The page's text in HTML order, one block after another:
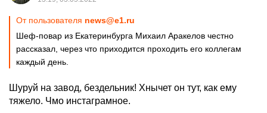
От пользователя news@e1.ru
Шеф-повар из Екатеринбурга Михаил Аракелов честно
рассказал, через что приходится проходить его коллегам
каждый день.
Шуруй на завод, бездельник! Хнычет он тут, как ему
тяжело. Чмо инстаграмное.